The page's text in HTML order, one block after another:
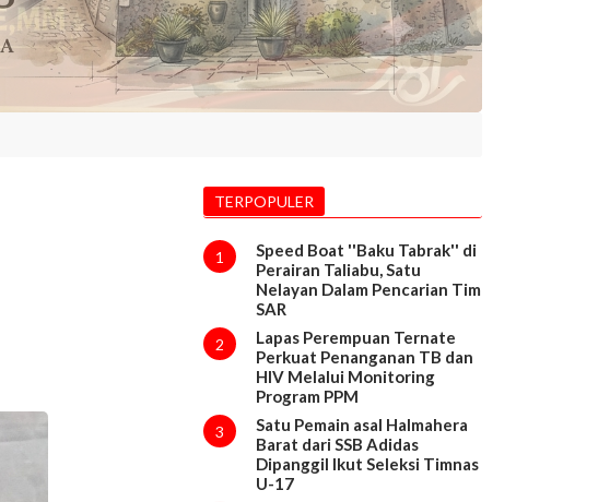
TERPOPULER
1
Speed Boat ''Baku Tabrak'' di
Perairan Taliabu, Satu
Nelayan Dalam Pencarian Tim
SAR
2
Lapas Perempuan Ternate
Perkuat Penanganan TB dan
HIV Melalui Monitoring
Program PPM
3
Satu Pemain asal Halmahera
Barat dari SSB Adidas
Dipanggil Ikut Seleksi Timnas
U-17